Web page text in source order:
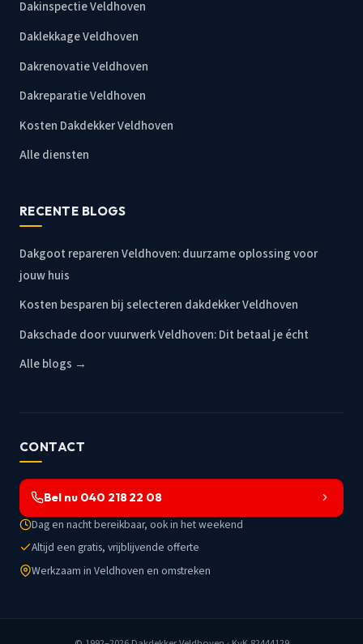
Dakinspectie Veldhoven
Daklekkage Veldhoven
Dakrenovatie Veldhoven
Dakreparatie Veldhoven
Kosten Dakdekker Veldhoven
Alle diensten
RECENTE BLOGS
Dakgoot repareren Veldhoven: duurzame oplossing voor
jouw huis
Kosten besparen bij selecteren dakdekker Veldhoven
Dakschade door vuurwerk Veldhoven: Dit betaal je écht
Alle blogs →
CONTACT
Bel nu 040 218 22 08
Dag en nacht bereikbaar, ook in het weekend
Altijd een gratis, vrijblijvende offerte
Werkzaam in Veldhoven en omstreken